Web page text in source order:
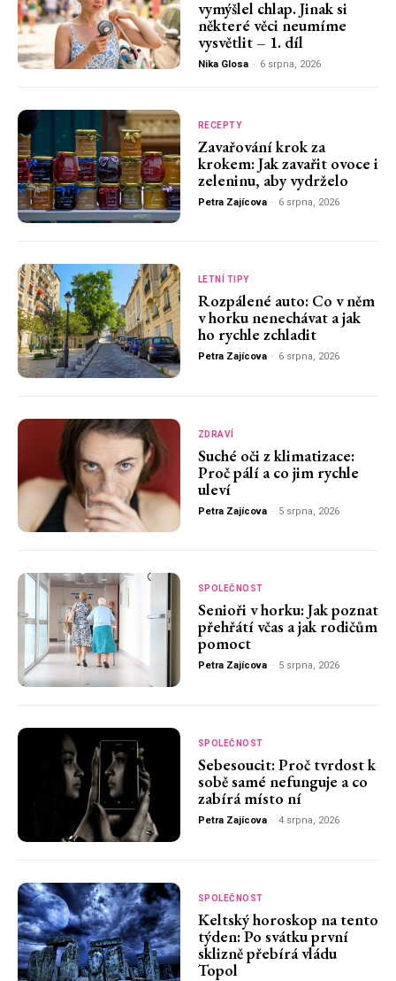
vymýšlel chlap. Jinak si
některé věci neumíme
vysvětlit – 1. díl
Nika Glosa - 6 srpna, 2026
RECEPTY
Zavařování krok za
krokem: Jak zavařit ovoce i
zeleninu, aby vydrželo
Petra Zajícova - 6 srpna, 2026
LETNÍ TIPY
Rozpálené auto: Co v něm
v horku nenechávat a jak
ho rychle zchladit
Petra Zajícova - 6 srpna, 2026
ZDRAVÍ
Suché oči z klimatizace:
Proč pálí a co jim rychle
uleví
Petra Zajícova - 5 srpna, 2026
SPOLEČNOST
Senioři v horku: Jak poznat
přehřátí včas a jak rodičům
pomoct
Petra Zajícova - 5 srpna, 2026
SPOLEČNOST
Sebesoucit: Proč tvrdost k
sobě samé nefunguje a co
zabírá místo ní
Petra Zajícova - 4 srpna, 2026
SPOLEČNOST
Keltský horoskop na tento
týden: Po svátku první
sklizně přebírá vládu
Topol